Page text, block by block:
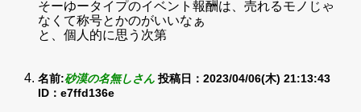
そーゆータイプのイベント報酬は、売れるモノじゃ
なくて称号とかのがいいなぁ
と、個人的に思う次第
名前:砂漠の名無しさん 投稿日：2023/04/06(木) 21:13:43
ID：e7ffd136e